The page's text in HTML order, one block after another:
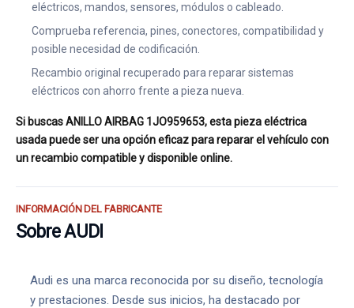
eléctricos, mandos, sensores, módulos o cableado.
Comprueba referencia, pines, conectores, compatibilidad y
posible necesidad de codificación.
Recambio original recuperado para reparar sistemas
eléctricos con ahorro frente a pieza nueva.
Si buscas ANILLO AIRBAG 1JO959653, esta pieza eléctrica
usada puede ser una opción eficaz para reparar el vehículo con
un recambio compatible y disponible online.
INFORMACIÓN DEL FABRICANTE
Sobre AUDI
Audi es una marca reconocida por su diseño, tecnología
y prestaciones. Desde sus inicios, ha destacado por